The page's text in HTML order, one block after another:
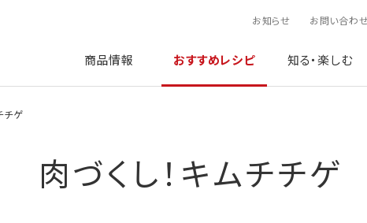
お知らせ お問い合わ
商品情報 おすすめレシピ 知る・楽しむ
チゲ
肉づくし！キムチチゲ